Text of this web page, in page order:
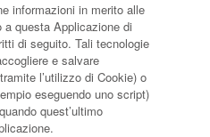
informazioni in merito alle
questa Applicazione di
di seguito. Tali tecnologie
e salvare
l’utilizzo di Cookie) o
eseguendo uno script)
quest’ultimo